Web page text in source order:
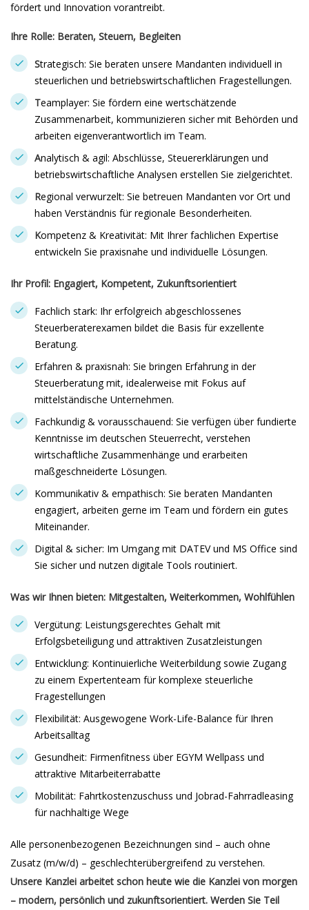
fördert und Innovation vorantreibt.
Ihre Rolle: Beraten, Steuern, Begleiten
Strategisch: Sie beraten unsere Mandanten individuell in
steuerlichen und betriebswirtschaftlichen Fragestellungen.
Teamplayer: Sie fördern eine wertschätzende
Zusammenarbeit, kommunizieren sicher mit Behörden und
arbeiten eigenverantwortlich im Team.
Analytisch & agil: Abschlüsse, Steuererklärungen und
betriebswirtschaftliche Analysen erstellen Sie zielgerichtet.
Regional verwurzelt: Sie betreuen Mandanten vor Ort und
haben Verständnis für regionale Besonderheiten.
Kompetenz & Kreativität: Mit Ihrer fachlichen Expertise
entwickeln Sie praxisnahe und individuelle Lösungen.
Ihr Profil: Engagiert, Kompetent, Zukunftsorientiert
Fachlich stark: Ihr erfolgreich abgeschlossenes
Steuerberaterexamen bildet die Basis für exzellente
Beratung.
Erfahren & praxisnah: Sie bringen Erfahrung in der
Steuerberatung mit, idealerweise mit Fokus auf
mittelständische Unternehmen.
Fachkundig & vorausschauend: Sie verfügen über fundierte
Kenntnisse im deutschen Steuerrecht, verstehen
wirtschaftliche Zusammenhänge und erarbeiten
maßgeschneiderte Lösungen.
Kommunikativ & empathisch: Sie beraten Mandanten
engagiert, arbeiten gerne im Team und fördern ein gutes
Miteinander.
Digital & sicher: Im Umgang mit DATEV und MS Office sind
Sie sicher und nutzen digitale Tools routiniert.
Was wir Ihnen bieten: Mitgestalten, Weiterkommen, Wohlfühlen
Vergütung: Leistungsgerechtes Gehalt mit
Erfolgsbeteiligung und attraktiven Zusatzleistungen
Entwicklung: Kontinuierliche Weiterbildung sowie Zugang
zu einem Expertenteam für komplexe steuerliche
Fragestellungen
Flexibilität: Ausgewogene Work-Life-Balance für Ihren
Arbeitsalltag
Gesundheit: Firmenfitness über EGYM Wellpass und
attraktive Mitarbeiterrabatte
Mobilität: Fahrtkostenzuschuss und Jobrad-Fahrradleasing
für nachhaltige Wege
Alle personenbezogenen Bezeichnungen sind – auch ohne
Zusatz (m/w/d) – geschlechterübergreifend zu verstehen.
Unsere Kanzlei arbeitet schon heute wie die Kanzlei von morgen
– modern, persönlich und zukunftsorientiert. Werden Sie Teil